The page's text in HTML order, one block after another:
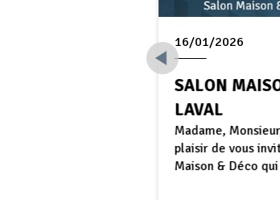
16/01/2026
SALON
LAVAL
Madame,
plaisir de vous
Maison & Déco